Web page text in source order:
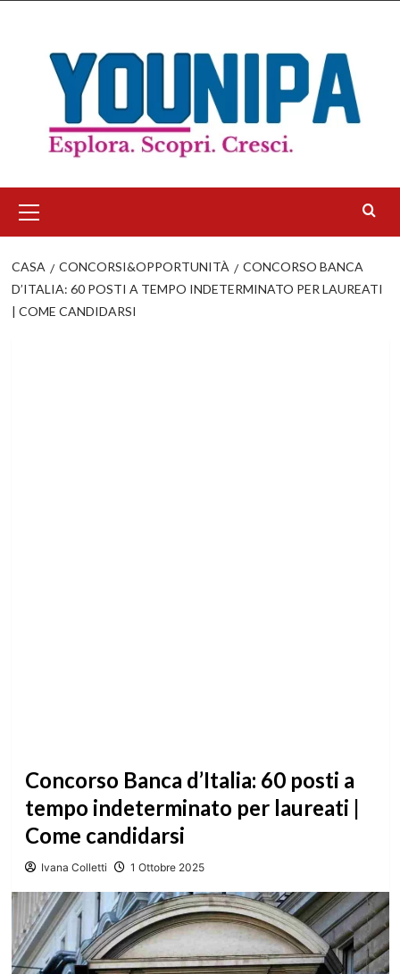
contenuto
principale
CASA CONCORSI&OPPORTUNITÀ
CONCORSO BANCA
D’ITALIA: 60 POSTI A TEMPO INDETERMINATO PER LAUREATI
| COME CANDIDARSI
Concorso Banca d’Italia: 60 posti a
tempo indeterminato per laureati |
Come candidarsi
Ivana Colletti 1 Ottobre 2025